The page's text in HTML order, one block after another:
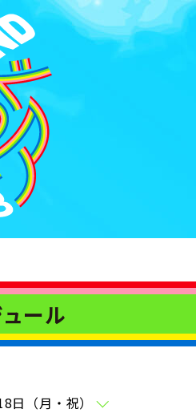
ール
日（月・祝）